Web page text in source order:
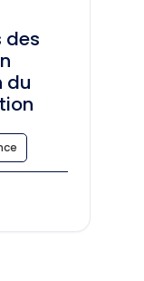
des
du